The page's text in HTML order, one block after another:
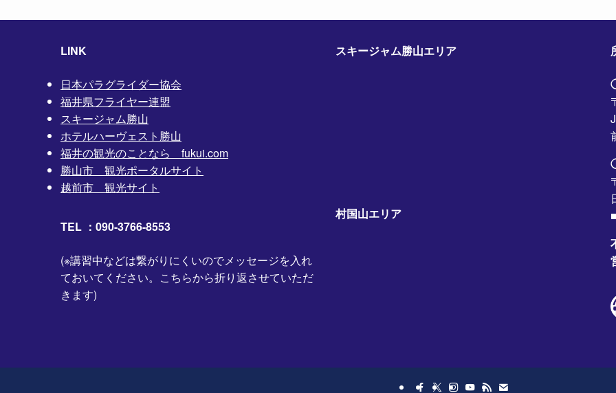
LINK
日本パラグライダー協会
福井県フライヤー連盟
スキージャム勝山
ホテルハーヴェスト勝山
福井の観光のことなら fukui.com
勝山市 観光ポータルサイト
越前市 観光サイト
TEL ：090-3766-8553
(※講習中などは繋がりにくいのでメッセージを入れ
ておいてください。こちらから折り返させていただ
きます)
スキージャム勝山エリア
村国山エリア